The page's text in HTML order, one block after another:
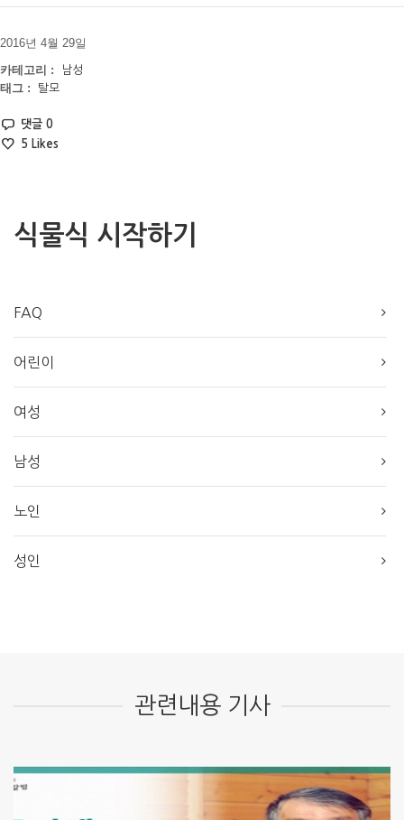
2016년 4월 29일
카테고리 :
남성
태그 : 탈모
댓글 0
5 Likes
식물식 시작하기
FAQ
어린이
여성
남성
노인
성인
관련내용 기사